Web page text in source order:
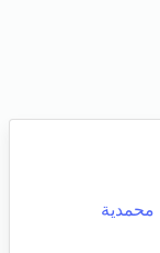
محمدية